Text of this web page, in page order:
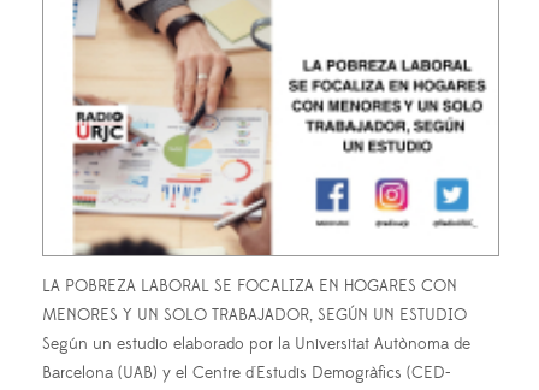
LA POBREZA LABORAL SE FOCALIZA EN HOGARES CON
MENORES Y UN SOLO TRABAJADOR, SEGÚN UN ESTUDIO
Según un estudio elaborado por la Universitat Autònoma de
Barcelona (UAB) y el Centre d'Estudis Demogràfics (CED-